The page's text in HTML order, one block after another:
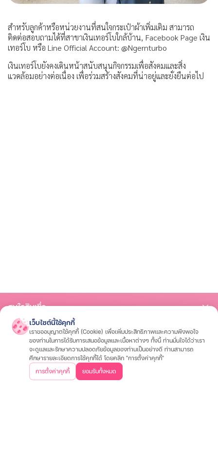
สำหรับลูกค้าหรือหน่วยงานที่สนใจกระเป๋าผ้าเพิ่มเติม สามารถ
ติดต่อสอบถามได้ที่สาขาเงินเทอร์โบใกล้บ้าน, Facebook Page เงิน
เทอร์โบ หรือ Line Official Account: @Ngernturbo
เงินเทอร์โบยังคงเดินหน้าสนับสนุนกิจกรรมเพื่อสังคมและสิ่ง
แวดล้อมอย่างต่อเนื่อง เพื่อร่วมสร้างสังคมที่น่าอยู่และยั่งยืนต่อไป
สนใจสินเชื่อ
สินเชื่อรถมอเตอร์ไซค์สินเชื่อรถยนต์
สนใจประกัน
ประกันรถมอเตอร์ไซค์ประกันรถยนต์ประกันสุขภาพและโรคร้ายแรง
เกี่ยวกับเรา
วิสัยทัศน์และพันธกิจบริษัทฯ และวัฒนธรรมองค์กร
เว็บไซต์นี้ใช้คุกกี้
เราขออนุญาตใช้คุกกี้ (Cookie) เพื่อเพิ่มประสิทธิภาพและความพึงพอใจ
ของท่านในการได้รับการเสนอข้อมูลและเนื้อหาต่างๆ ทั้งนี้ ท่านมั่นใจได้ว่าเรา
จะดูแลและรักษาความปลอดภัยข้อมูลของท่านเป็นอย่างดี ท่านสามารถ
ศึกษารายละเอียดการใช้คุกกี้ได้ โดยคลิก "การตั้งค่าคุกกี้"
การตั้งค่าคุกกี้
ยอมรับทั้งหมด